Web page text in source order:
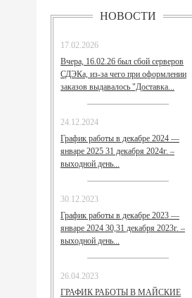
НОВОСТИ
17.02.2026
Вчера, 16.02.26 был сбой серверов
СДЭКа, из-за чего при оформлении
заказов выдавалось "Доставка...
24.12.2024
График работы в декабре 2024 —
январе 2025 31 декабря 2024г. –
выходной день...
30.12.2023
График работы в декабре 2023 —
январе 2024 30,31 декабря 2023г. –
выходной день...
26.04.2023
ГРАФИК РАБОТЫ В МАЙСКИЕ